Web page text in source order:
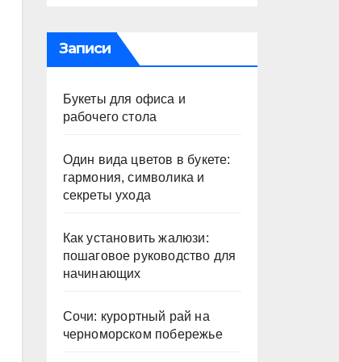
Записи
Букеты для офиса и
рабочего стола
Один вида цветов в букете:
гармония, символика и
секреты ухода
Как установить жалюзи:
пошаговое руководство для
начинающих
Сочи: курортный рай на
черноморском побережье